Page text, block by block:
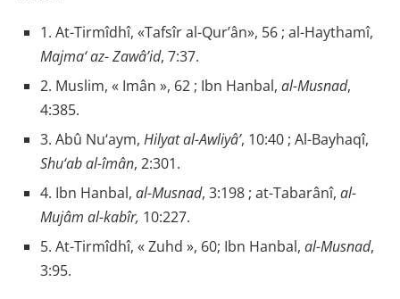
1. At-Tirmîdhî, «Tafsîr al-Qur’ân», 56 ; al-Haythamî,
Majma‘ az- Zawâ’id, 7:37.
2. Muslim, « Imân », 62 ; Ibn Hanbal, al-Musnad,
4:385.
3. Abû Nu‘aym, Hilyat al-Awliyâ’, 10:40 ; Al-Bayhaqî,
Shu‘ab al-îmân, 2:301.
4. Ibn Hanbal, al-Musnad, 3:198 ; at-Tabarânî, al-
Mujâm al-kabîr, 10:227.
5. At-Tirmîdhî, « Zuhd », 60; Ibn Hanbal, al-Musnad,
3:95.